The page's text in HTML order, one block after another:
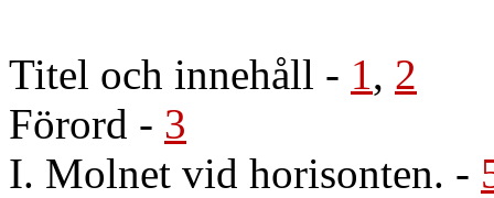
Titel och innehåll - 1, 2
Förord - 3
I. Molnet vid horisonten. -